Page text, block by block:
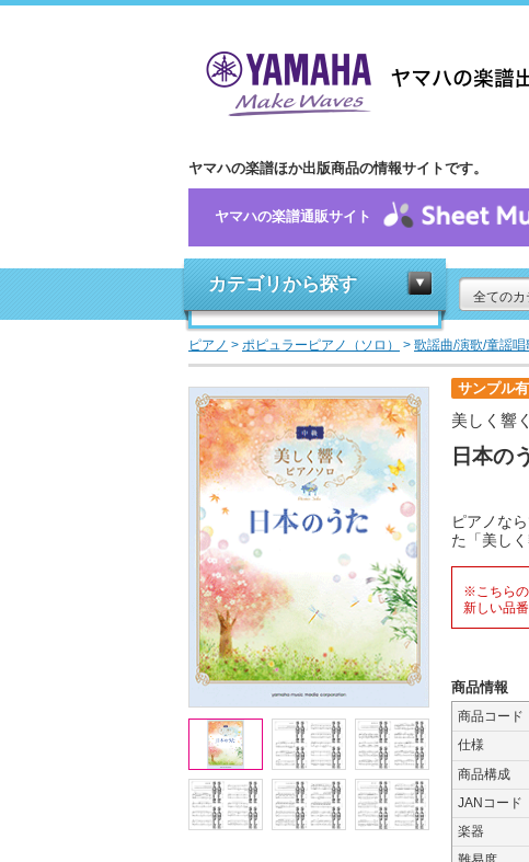
ヤマハの楽譜ほか出版商品の情報サイトです。
ヤマハの楽譜通販サイト
カテゴリから探す
全てのカ
ピアノ > ポピュラーピアノ（ソロ） > 歌謡曲/演歌/童謡唱
サンプル
美しく響
日本の
ピアノな
た「美し
※こちらの
新しい品
商品情報
商品コード
仕様
商品構成
JANコード
楽器